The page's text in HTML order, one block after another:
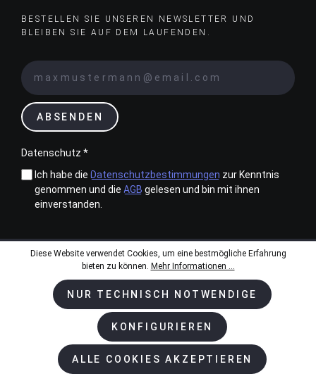
BESTELLEN SIE UNSEREN NEWSLETTER UND
BLEIBEN SIE AUF DEM LAUFENDEN.
ABSENDEN
Datenschutz *
Ich habe die Datenschutzbestimmungen zur Kenntnis
genommen und die AGB gelesen und bin mit ihnen
einverstanden.
Zahlungsarten
Kundenservice & Beratung
Diese Website verwendet Cookies, um eine bestmögliche Erfahrung
bieten zu können. Mehr Informationen ...
NUR TECHNISCH NOTWENDIGE
KONFIGURIEREN
ALLE COOKIES AKZEPTIEREN